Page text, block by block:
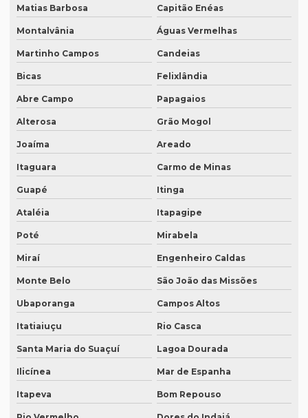
Locação sistema infravermelho para tradução simultânea
Localização de software
Melhor empresa de tradução em df
Melhor empresa de transcrição de áudio whatsapp
O que é degravação de vídeo
O que significa tradução juramentada
O que significa tradução juramentada em inglês
O que é tradução juramentada
O que é tradução juramentada de um documento
O que é tradução simultânea
O que é tradução técnica
O que é um tradutor técnico?
Onde encontrar um tradutor juramentado?
Matias Barbosa Capitão Enéas
Montalvânia Águas Vermelhas
Martinho Campos Candeias
Bicas Felixlândia
Abre Campo Papagaios
Alterosa Grão Mogol
Joaíma Areado
Itaguara Carmo de Minas
Guapé Itinga
Ataléia Itapagipe
Poté Mirabela
Miraí Engenheiro Caldas
Monte Belo São João das Missões
Ubaporanga Campos Altos
Itatiaiuçu Rio Casca
Santa Maria do Suaçuí Lagoa Dourada
Ilicínea Mar de Espanha
Itapeva Bom Repouso